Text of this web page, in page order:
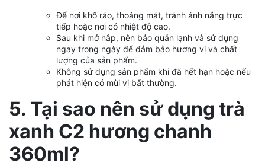
Để nơi khô ráo, thoáng mát, tránh ánh nắng trực
tiếp hoặc nơi có nhiệt độ cao.
Sau khi mở nắp, nên bảo quản lạnh và sử dụng
ngay trong ngày để đảm bảo hương vị và chất
lượng của sản phẩm.
Không sử dụng sản phẩm khi đã hết hạn hoặc nếu
phát hiện có mùi vị bất thường.
5. Tại sao nên sử dụng trà
xanh C2 hương chanh
360ml?